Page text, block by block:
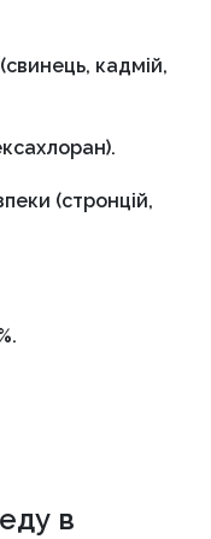
кадмій,
(стронцій,
в